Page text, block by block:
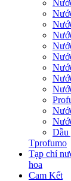
Dầu
Tprofumo
Tạp chí
hoa
Cam Kết